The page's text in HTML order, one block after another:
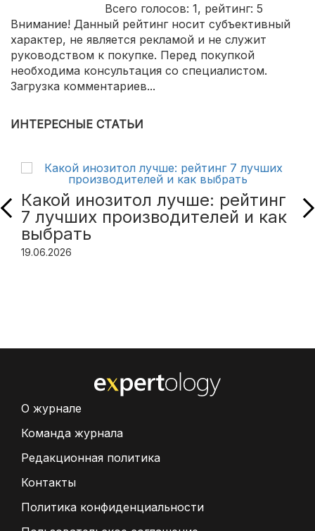
Всего голосов: 1, рейтинг: 5
Внимание! Данный рейтинг носит субъективный
характер, не является рекламой и не служит
руководством к покупке. Перед покупкой
необходима консультация со специалистом.
Загрузка комментариев...
ИНТЕРЕСНЫЕ СТАТЬИ
Какой инозитол лучше: рейтинг
7 лучших производителей и как
выбрать
19.06.2026
О журнале
Команда журнала
Редакционная политика
Контакты
Политика конфиденциальности